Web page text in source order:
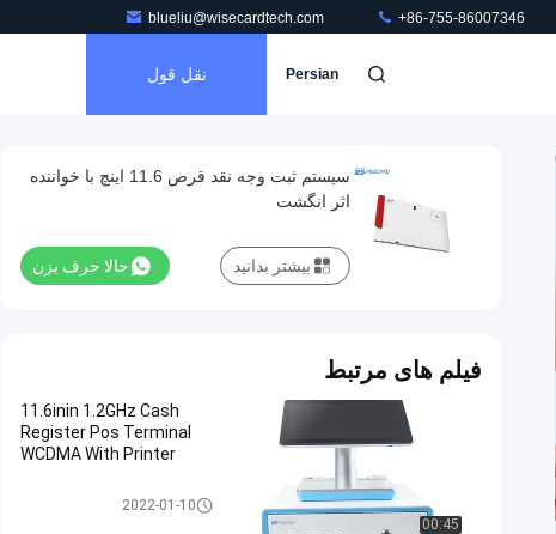
blueliu@wisecardtech.com +86-755-86007346
Persian نقل قول
سیستم ثبت وجه نقد قرص 11.6 اینچ با خواننده
اثر انگشت
حالا حرف بزن بیشتر بدانید
فیلم های مرتبط
00:45
11.6inin 1.2GHz Cash
Register Pos Terminal
WCDMA With Printer
تبلت ثبت نام نقدی2022-01-10